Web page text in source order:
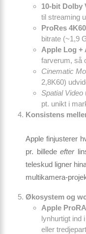
10-bit Dolby
til streaming
ProRes 4K60
bitrate (~1,9
Apple Log +
farverum, så
Cinematic
2,8K60)
Spatial Video
pt. unikt i
Konsistens
Apple finjusterer
pr. billede efter
tele­skud ligner
multikamera-
Økosystem og
Apple
lynhurtigt ind i
eller